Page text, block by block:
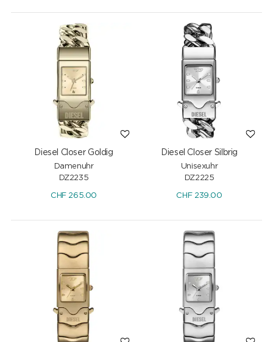
Diesel Closer Goldig
Damenuhr
DZ2235
CHF265.00
Diesel Closer Silbrig
Unisexuhr
DZ2225
CHF239.00